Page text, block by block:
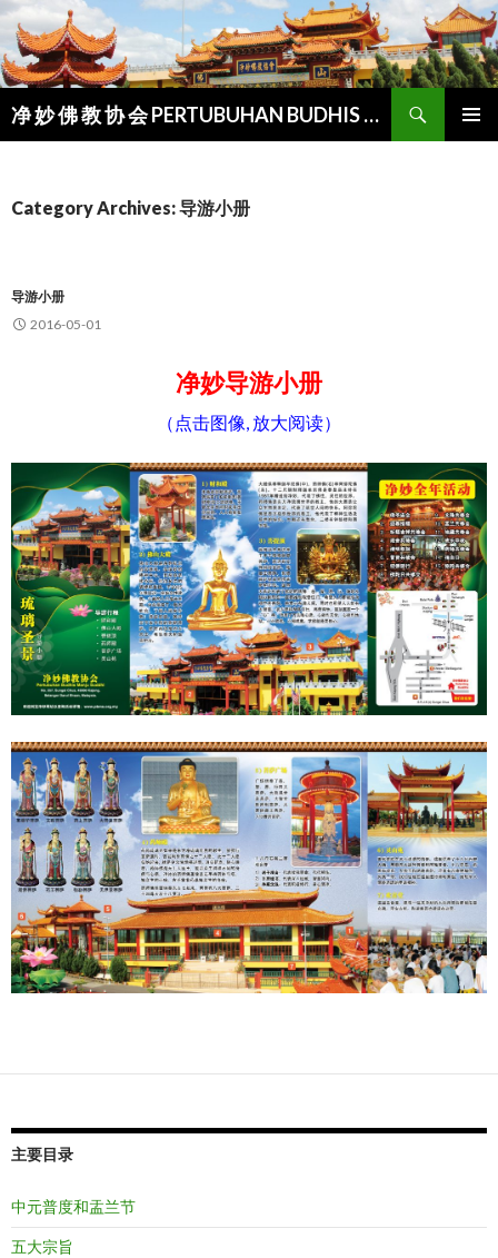
净 妙 佛 教 协 会 PERTUBUHAN BUDHIS MANJU-SUDDHI
Category Archives: 导游小册
导游小册
2016-05-01
净妙导游小册
（点击图像, 放大阅读）
主要目录
中元普度和盂兰节
五大宗旨